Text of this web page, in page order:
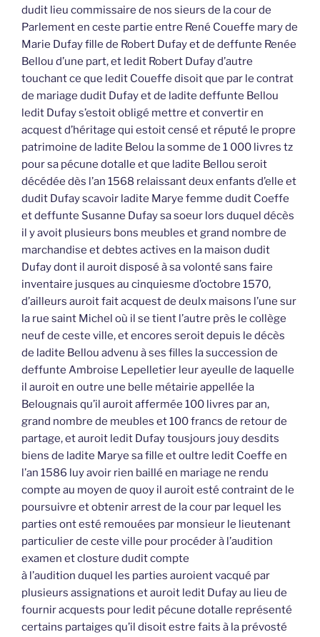
dudit lieu commissaire de nos sieurs de la cour de
Parlement en ceste partie entre René Coueffe mary de
Marie Dufay fille de Robert Dufay et de deffunte Renée
Bellou d’une part, et ledit Robert Dufay d’autre
touchant ce que ledit Coueffe disoit que par le contrat
de mariage dudit Dufay et de ladite deffunte Bellou
ledit Dufay s’estoit obligé mettre et convertir en
acquest d’héritage qui estoit censé et réputé le propre
patrimoine de ladite Belou la somme de 1 000 livres tz
pour sa pécune dotalle et que ladite Bellou seroit
décédée dès l’an 1568 relaissant deux enfants d’elle et
dudit Dufay scavoir ladite Marye femme dudit Coeffe
et deffunte Susanne Dufay sa soeur lors duquel décès
il y avoit plusieurs bons meubles et grand nombre de
marchandise et debtes actives en la maison dudit
Dufay dont il auroit disposé à sa volonté sans faire
inventaire jusques au cinquiesme d’octobre 1570,
d’ailleurs auroit fait acquest de deulx maisons l’une sur
la rue saint Michel où il se tient l’autre près le collège
neuf de ceste ville, et encores seroit depuis le décès
de ladite Bellou advenu à ses filles la succession de
deffunte Ambroise Lepelletier leur ayeulle de laquelle
il auroit en outre une belle métairie appellée la
Belougnais qu’il auroit affermée 100 livres par an,
grand nombre de meubles et 100 francs de retour de
partage, et auroit ledit Dufay tousjours jouy desdits
biens de ladite Marye sa fille et oultre ledit Coeffe en
l’an 1586 luy avoir rien baillé en mariage ne rendu
compte au moyen de quoy il auroit esté contraint de le
poursuivre et obtenir arrest de la cour par lequel les
parties ont esté remouées par monsieur le lieutenant
particulier de ceste ville pour procéder à l’audition
examen et closture dudit compte
à l’audition duquel les parties auroient vacqué par
plusieurs assignations et auroit ledit Dufay au lieu de
fournir acquests pour ledit pécune dotalle représenté
certains partaiges qu’il disoit estre faits à la prévosté